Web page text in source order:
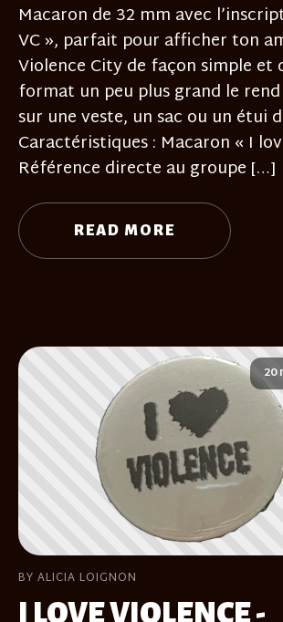
Macaron de 32 mm avec
VC », parfait pour afficher ton
Violence City de façon simple et
format un peu plus grand le
sur une veste, un sac ou un étui
Caractéristiques : Macaron « I
Référence directe au groupe […]
READ MORE
20
BY ALICIA LOIGNON
I LOVE VIOLENCE -